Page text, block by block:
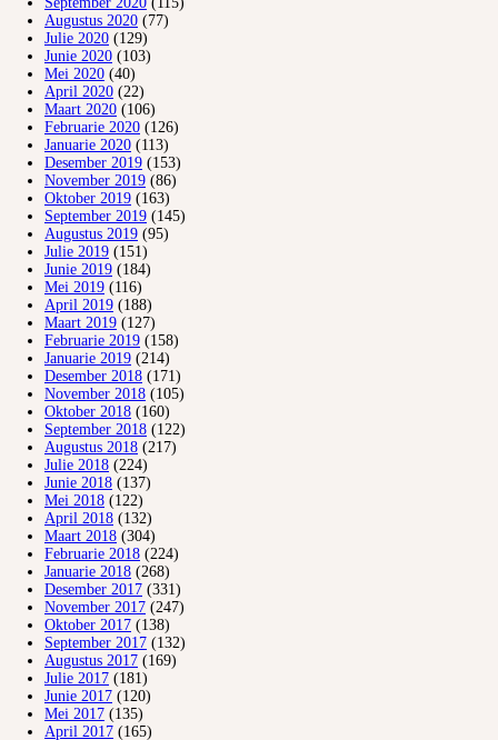
Augustus 2020 (77)
Julie 2020 (129)
Junie 2020 (103)
Mei 2020 (40)
April 2020 (22)
Maart 2020 (106)
Februarie 2020 (126)
Januarie 2020 (113)
Desember 2019 (153)
November 2019 (86)
Oktober 2019 (163)
September 2019 (145)
Augustus 2019 (95)
Julie 2019 (151)
Junie 2019 (184)
Mei 2019 (116)
April 2019 (188)
Maart 2019 (127)
Februarie 2019 (158)
Januarie 2019 (214)
Desember 2018 (171)
November 2018 (105)
Oktober 2018 (160)
September 2018 (122)
Augustus 2018 (217)
Julie 2018 (224)
Junie 2018 (137)
Mei 2018 (122)
April 2018 (132)
Maart 2018 (304)
Februarie 2018 (224)
Januarie 2018 (268)
Desember 2017 (331)
November 2017 (247)
Oktober 2017 (138)
September 2017 (132)
Augustus 2017 (169)
Julie 2017 (181)
Junie 2017 (120)
Mei 2017 (135)
April 2017 (165)